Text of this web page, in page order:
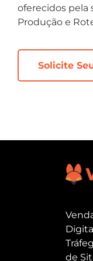
oferecidos pela
Produção e
Solicite
de